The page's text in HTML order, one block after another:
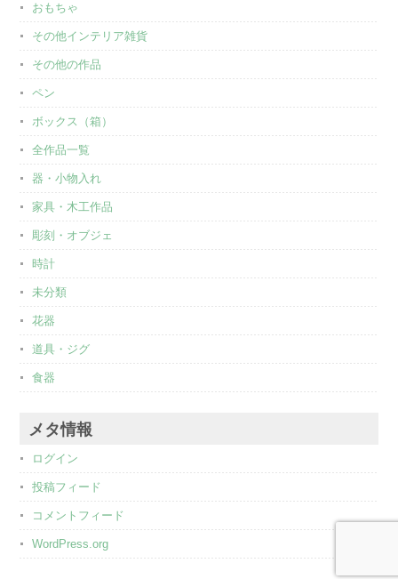
おもちゃ
その他インテリア雑貨
その他の作品
ペン
ボックス（箱）
全作品一覧
器・小物入れ
家具・木工作品
彫刻・オブジェ
時計
未分類
花器
道具・ジグ
食器
メタ情報
ログイン
投稿フィード
コメントフィード
WordPress.org